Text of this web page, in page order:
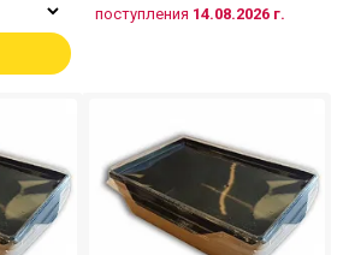
поступления 14.08.2026 г.